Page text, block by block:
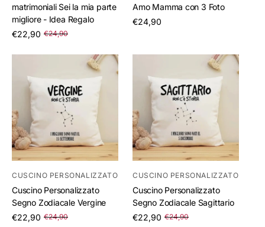
matrimoniali Sei la mia parte
migliore - Idea Regalo
€22,90 €24,90
/
Amo Mamma con 3 Foto
€24,90
/
CUSCINO PERSONALIZZATO
Cuscino Personalizzato
Segno Zodiacale Vergine
€22,90 €24,90
/
CUSCINO PERSONALIZZATO
Cuscino Personalizzato
Segno Zodiacale Sagittario
€22,90 €24,90
/